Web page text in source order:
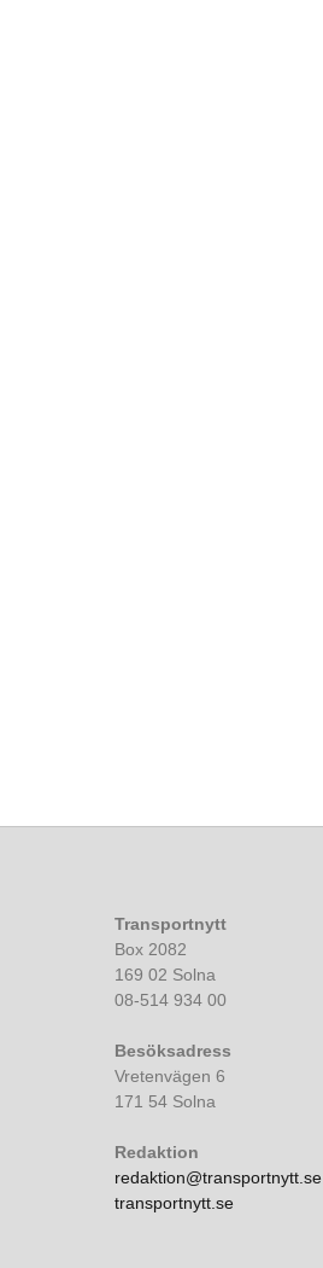
Transportnytt
Box 2082
169 02 Solna
08-514 934 00
Besöksadress
Vretenvägen 6
171 54 Solna
Redaktion
redaktion@transportnytt.se
transportnytt.se